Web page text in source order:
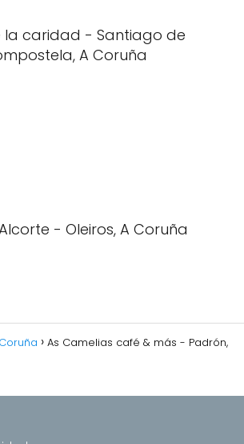
la caridad - Santiago de
A Coruña
- Oleiros, A Coruña
As Camelias café & más - Padrón,